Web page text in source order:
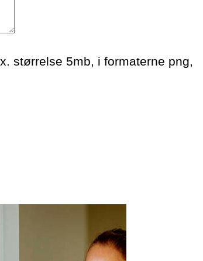
størrelse 5mb, i formaterne png,